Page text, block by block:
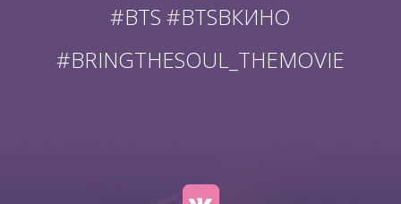
#BTS #BTSВКИНО
#BRINGTHESOUL_THEMOVIE